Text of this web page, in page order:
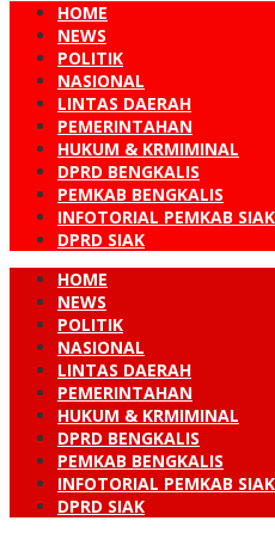
HOME
NEWS
POLITIK
NASIONAL
LINTAS DAERAH
PEMERINTAHAN
HUKUM & KRMIMINAL
DPRD BENGKALIS
PEMKAB BENGKALIS
INFOTORIAL PEMKAB SIAK
DPRD SIAK
HOME
NEWS
POLITIK
NASIONAL
LINTAS DAERAH
PEMERINTAHAN
HUKUM & KRMIMINAL
DPRD BENGKALIS
PEMKAB BENGKALIS
INFOTORIAL PEMKAB SIAK
DPRD SIAK